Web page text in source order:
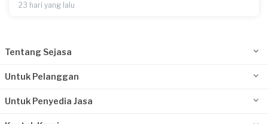
23 hari yang lalu
Tentang Sejasa
Untuk Pelanggan
Untuk Penyedia Jasa